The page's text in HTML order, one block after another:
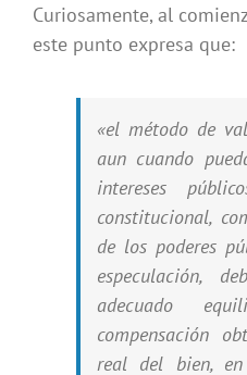
Curiosamente, al
este punto expresa que:
«el método de
aun cuando
intereses
constitucional,
de los poderes
especulación,
adecuado
compensación
real del bien,